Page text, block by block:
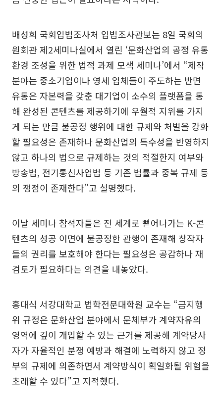
배성희 국회입법조사처 입법조사관보는 8일 국회의
원회관 제2세미나실에서 열린 ‘문화산업의 공정 유통
환경 조성을 위한 법적 과제 모색 세미나’에서 “제작
분야는 중소기업이나 영세 업체들이 주도하는 반면
유통은 자본력을 갖춘 대기업이 소수의 플랫폼을 통
해 완성된 콘텐츠를 제공하기에 우월적 지위를 가지
게 되는 만큼 불공정 행위에 대한 규제와 처벌을 강화
할 필요성은 존재하나 문화산업의 특수성을 반영하지
않고 하나의 법으로 규제하는 것의 적절한지 여부와
방송법, 전기통신사업법 등 기존 법률과 중복 규제 등
의 쟁점이 존재한다”고 설명했다.
이날 세미나 참석자들은 전 세계로 뻗어나가는 K-콘
텐츠의 성공 이면에 불공정한 관행이 존재해 창작자
들의 권리를 보호해야 한다는 필요성은 공감하나 재
검토가 필요하다는 의견을 내놓았다.
홍대식 서강대학교 법학전문대학원 교수는 “금지행
위 규정은 문화산업 분야에서 문체부가 계약자유의
영역에 깊이 개입할 수 있는 근거를 제공해 계약당사
자가 자율적인 분쟁 예방과 해결에 노력하지 않고 정
부의 규제에 의존하면서 계약방식이 획일화될 위험을
초래할 수 있다”고 지적했다.